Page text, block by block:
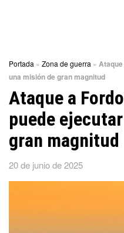
Portada » Zona de guerra »
una misión de gran magnitud
Ataque a
puede
gran magnitud
20 de junio de 2025